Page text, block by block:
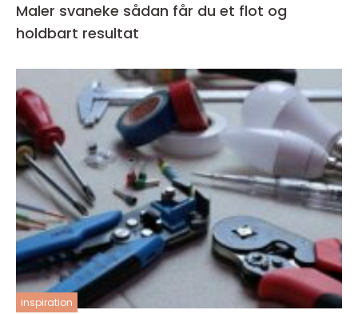
Maler svaneke sådan får du et flot og
holdbart resultat
inspiration